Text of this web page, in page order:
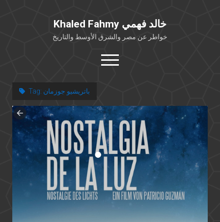
Khaled Fahmy خالد فهمي
خواطر عن مصر والشرق الأوسط والتاريخ
open
menu
خلفية شخصية
كتابات أكاديمية
مقالات صحافية
بوستات من فيسبوك
مقابلات في الإعلام
Languages
Tag: باتريشيو جوزمان